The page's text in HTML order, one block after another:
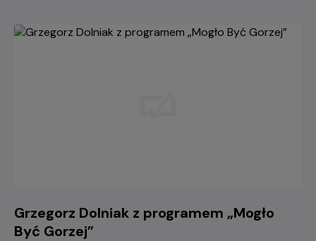
Grzegorz Dolniak z programem „Mogło
Być Gorzej”